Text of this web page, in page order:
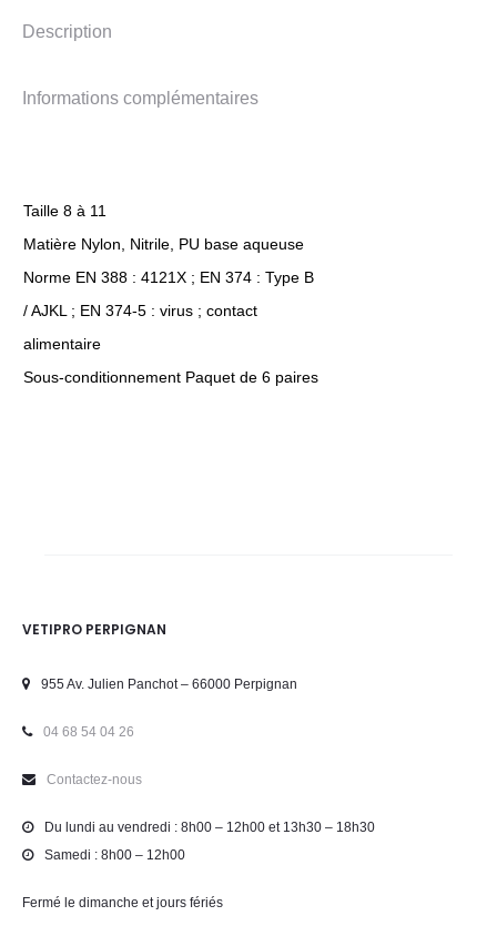
Description
Informations complémentaires
Taille 8 à 11
Matière Nylon, Nitrile, PU base aqueuse
Norme EN 388 : 4121X ; EN 374 : Type B
/ AJKL ; EN 374-5 : virus ; contact
alimentaire
Sous-conditionnement Paquet de 6 paires
VETIPRO PERPIGNAN
955 Av. Julien Panchot – 66000 Perpignan
04 68 54 04 26
Contactez-nous
Du lundi au vendredi : 8h00 – 12h00 et 13h30 – 18h30
Samedi : 8h00 – 12h00
Fermé le dimanche et jours fériés